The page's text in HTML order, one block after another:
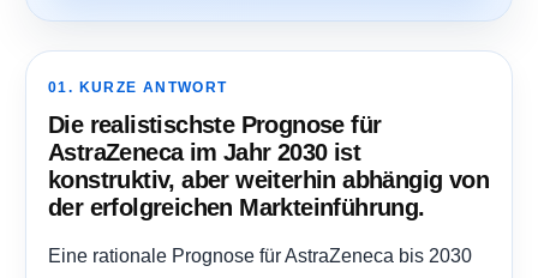
01. KURZE ANTWORT
Die realistischste Prognose für
AstraZeneca im Jahr 2030 ist
konstruktiv, aber weiterhin abhängig von
der erfolgreichen Markteinführung.
Eine rationale Prognose für AstraZeneca bis 2030